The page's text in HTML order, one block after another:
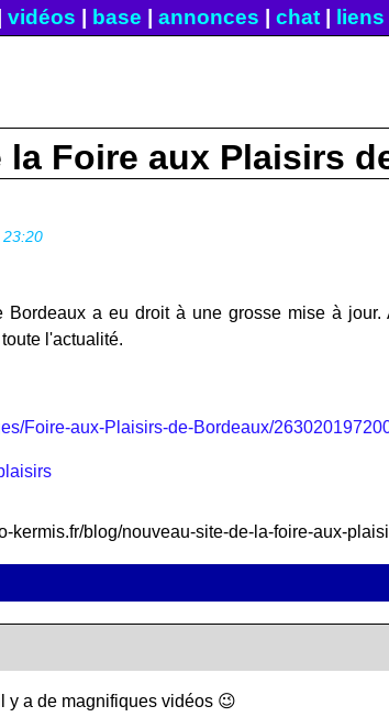
vidéos base annonces chat| liens
la Foire aux Plaisirs
a eu droit à une grosse mise à
l'actualité.
Foire-aux-Plaisirs-de-Bordeaux/
kermis.fr/blog/nouveau-site-de-la-foire-aux-
y a de magnifiques vidéos 😉